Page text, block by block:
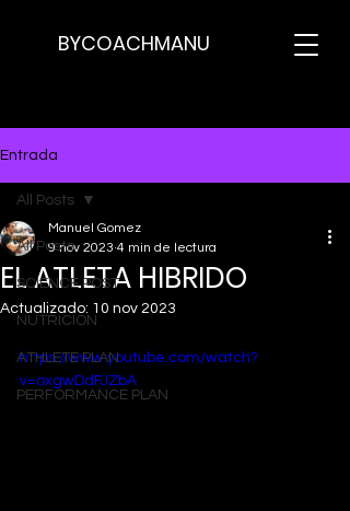
BYCOACHMANU
Entrada
All Posts
SCIENCE POST
NUTRICION
ATHLETE PLAN
PERFORMANCE PLAN
All Posts
EL ATLETA HIBRIDO
Manuel Gomez
9 nov 2023 4 min de lectura
Actualizado: 10 nov 2023
https://www.youtube.com/watch?
v=oxgwDdFJZbA